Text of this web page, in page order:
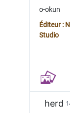
o-okun
Éditeur :
Studio
herd